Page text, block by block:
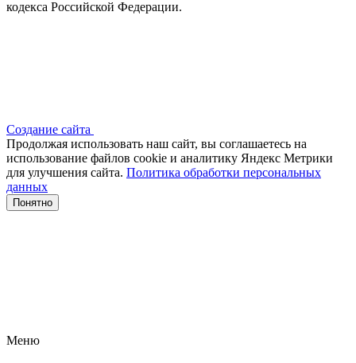
кодекса Российской Федерации.
Создание сайта
Продолжая использовать наш сайт, вы соглашаетесь на
использование файлов сооkіе и аналитику Яндекс Метрики
для улучшения сайта. Политика обработки персональных
данных
Понятно
Меню